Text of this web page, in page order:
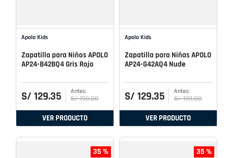
Apolo Kids
Zapatilla para Niños APOLO
AP24-B42BQ4 Gris Rojo
S/ 129.35 S/ 199.00
VER PRODUCTO
Apolo Kids
Zapatilla para Niñas APOLO
AP24-G42AQ4 Nude
S/ 129.35 S/ 199.00
VER PRODUCTO
35 % 35 %